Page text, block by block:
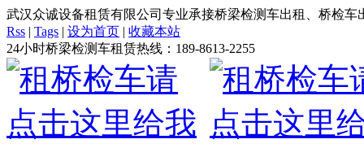
武汉众诚设备租赁有限公司专业承接桥梁检测车出租、桥检车
Rss | Tags | 设为首页 | 收藏本站
24小时桥梁检测车租赁热线： 189-8613-2255